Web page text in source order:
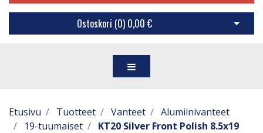
Ostoskori (0) 0,00 € Avaa
Etusivu Tuotteet Vanteet
Alumiinivanteet
19-tuumaiset
KT20 Silver Front Polish 8.5x19